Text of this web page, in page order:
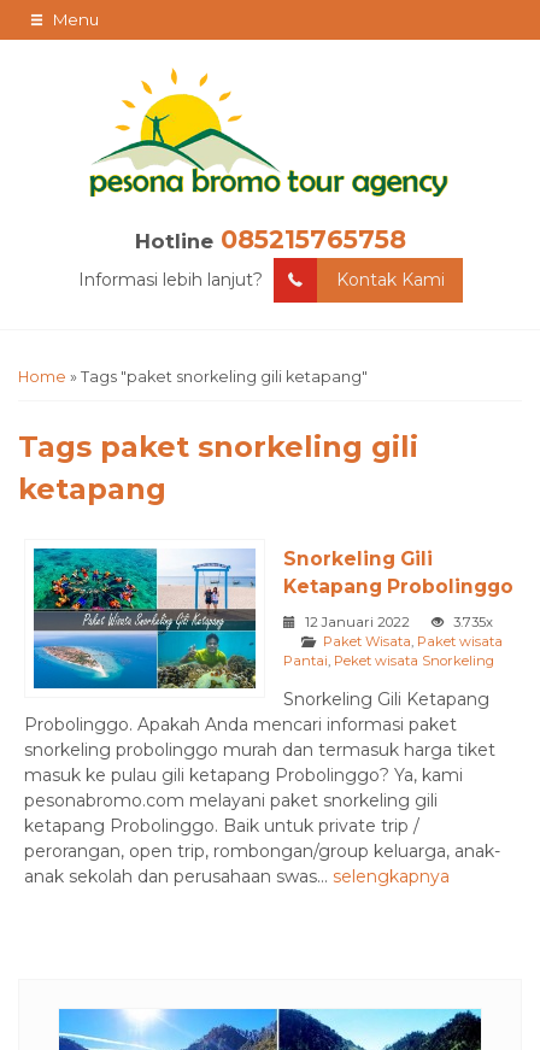
Menu
Hotline 085215765758
Informasi lebih lanjut? Kontak Kami
Home » Tags "paket snorkeling gili ketapang"
Tags paket snorkeling gili
ketapang
Snorkeling Gili
Ketapang Probolinggo
12 Januari 2022
3.735x
Paket Wisata, Paket wisata
Pantai, Peket wisata Snorkeling
Snorkeling Gili Ketapang
Probolinggo. Apakah Anda mencari informasi paket
snorkeling probolinggo murah dan termasuk harga tiket
masuk ke pulau gili ketapang Probolinggo? Ya, kami
pesonabromo.com melayani paket snorkeling gili
ketapang Probolinggo. Baik untuk private trip /
perorangan, open trip, rombongan/group keluarga, anak-
anak sekolah dan perusahaan swas... selengkapnya